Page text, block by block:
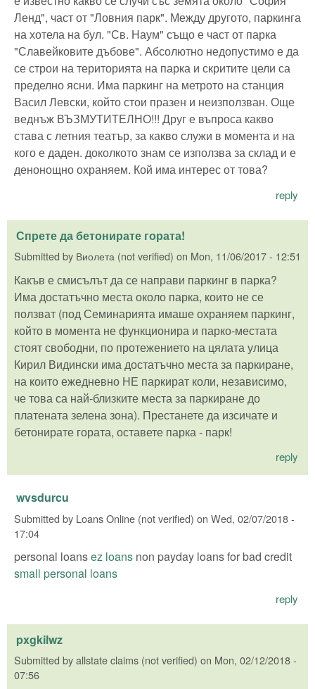
Ленд", част от "Ловния парк". Между другото, паркинга
на хотела на бул. "Св. Наум" също е част от парка
"Славейковите дъбове". Абсолютно недопустимо е да
се строи на територията на парка и скритите цели са
пределно ясни. Има паркинг на метрото на станция
Васил Левски, който стои празен и неизползван. Още
веднъж ВЪЗМУТИТЕЛНО!!! Друг е въпроса какво
става с летния театър, за какво служи в момента и на
кого е даден. доколкото знам се използва за склад и е
денонощно охраняем. Кой има интерес от това?
reply
Спрете да бетонирате гората!
Submitted by Виолета (not verified) on Mon, 11/06/2017 - 12:51
Какъв е смисълът да се направи паркинг в парка?
Има достатъчно места около парка, които не се
ползват (под Семинарията имаше охраняем паркинг,
който в момента не функционира и парко-местата
стоят свободни, по протежението на цялата улица
Кирил Видински има достатъчно места за паркиране,
на които ежедневно НЕ паркират коли, независимо,
че това са най-близките места за паркиране до
платената зелена зона). Престанете да изсичате и
бетонирате гората, оставете парка - парк!
reply
wvsdurcu
Submitted by Loans Online (not verified) on Wed, 02/07/2018 -
17:04
personal loansez loans non payday loans for bad credit
small personal loans
reply
pxgkilwz
Submitted byallstate claims (not verified) on Mon, 02/12/2018 -
07:56